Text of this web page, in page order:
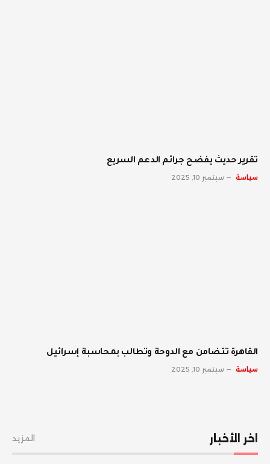
تقرير حديث يفضح جرائم الدعم السريع
سياسة سبتمبر 10, 2025
القاهرة تتضامن مع الدوحة وتطالب بمحاسبة إسرائيل
سياسة سبتمبر 10, 2025
اخر الأخبار المزيد